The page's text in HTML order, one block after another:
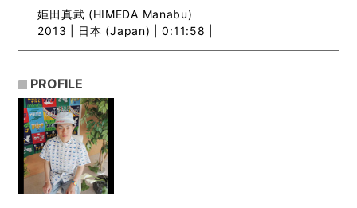
姫田真武 (HIMEDA Manabu)
2013 | 日本 (Japan) | 0:11:58 |
PROFILE